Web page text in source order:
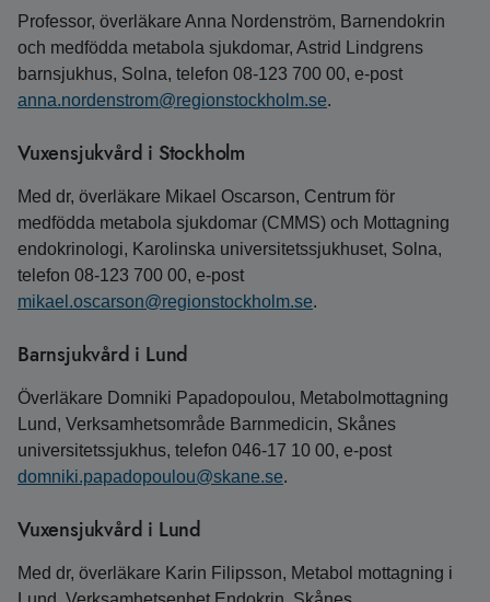
Professor, överläkare Anna Nordenström, Barnendokrin
och medfödda metabola sjukdomar, Astrid Lindgrens
barnsjukhus, Solna, telefon 08-123 700 00, e-post
anna.nordenstrom@regionstockholm.se.
Vuxensjukvård i Stockholm
Med dr, överläkare Mikael Oscarson, Centrum för
medfödda metabola sjukdomar (CMMS) och Mottagning
endokrinologi, Karolinska universitetssjukhuset, Solna,
telefon 08‑123 700 00, e-post
mikael.oscarson@regionstockholm.se.
Barnsjukvård i Lund
Överläkare Domniki Papadopoulou, Metabolmottagning
Lund, Verksamhetsområde Barnmedicin, Skånes
universitetssjukhus, telefon 046-17 10 00, e‑post
domniki.papadopoulou@skane.se.
Vuxensjukvård i Lund
Med dr, överläkare Karin Filipsson, Metabol mottagning i